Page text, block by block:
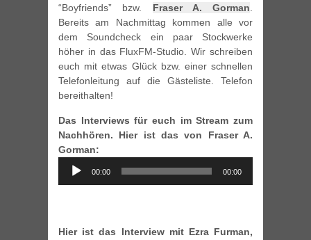
“Boyfriends” bzw. Fraser A. Gorman.
Bereits am Nachmittag kommen alle vor
dem Soundcheck ein paar Stockwerke
höher in das FluxFM-Studio. Wir schreiben
euch mit etwas Glück bzw. einer schnellen
Telefonleitung auf die Gästeliste. Telefon
bereithalten!
Das Interviews für euch im Stream zum
Nachhören. Hier ist das von Fraser A.
Gorman:
Audio
Player
00:00 00:00
Hier ist das Interview mit Ezra Furman,